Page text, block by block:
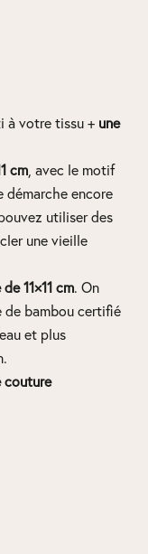
à votre tissu + une
cm , avec le motif
démarche encore
utiliser des
une vieille
11×11 cm. On
de bambou certifié
et plus
couture